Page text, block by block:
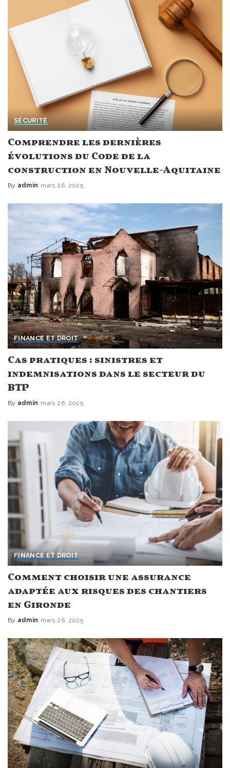
SÉCURITÉ
Comprendre les dernières
évolutions du Code de la
construction en Nouvelle-Aquitaine
Posted
By admin mars 26, 2025
FINANCE ET DROIT
Cas pratiques : sinistres et
indemnisations dans le secteur du
BTP
Posted
By admin mars 26, 2025
FINANCE ET DROIT
Comment choisir une assurance
adaptée aux risques des chantiers
en Gironde
Posted
By admin mars 26, 2025